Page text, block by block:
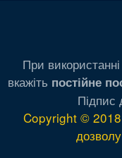
При
вкажіть постійне
Підпис
Copyright © 2018